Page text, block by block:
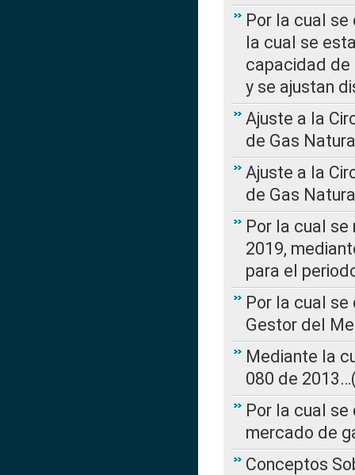
Por la cual se
la cual se
capacidad de
y se ajustan
Ajuste a la
de Gas
Ajuste a la
de Gas
Por la cual se
2019,
para el
Por la cual
Gestor del
Mediante la
080 de
Por la cual
mercado de
Conceptos